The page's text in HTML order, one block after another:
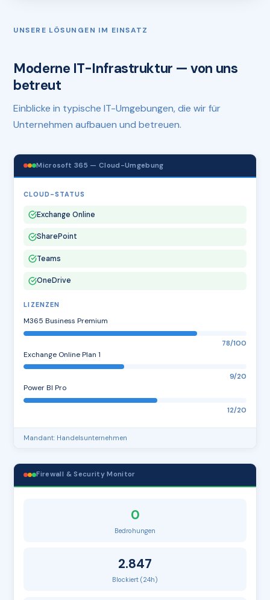
UNSERE LÖSUNGEN IM EINSATZ
Moderne IT-Infrastruktur — von uns
betreut
Einblicke in typische IT-Umgebungen, die wir für
Unternehmen aufbauen und betreuen.
Microsoft 365 — Cloud-Umgebung
CLOUD-STATUS
Exchange Online
SharePoint
Teams
OneDrive
LIZENZEN
M365 Business Premium
78/100
Exchange Online Plan 1
9/20
Power BI Pro
12/20
Mandant: Handelsunternehmen
Firewall & Security Monitor
0
Bedrohungen
2.847
Blockiert (24h)